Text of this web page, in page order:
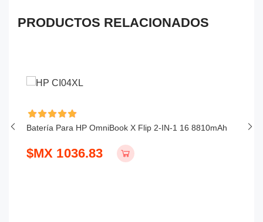
PRODUCTOS RELACIONADOS
Batería Para HP OmniBook X Flip 2-IN-1 16 8810mAh
$MX 1036.83